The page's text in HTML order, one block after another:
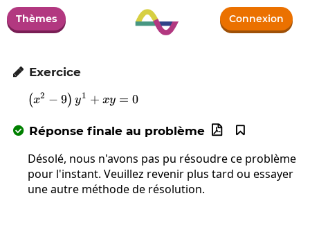
Thèmes Connexion
 Exercice
\left(x^2-9\right)y^1+xy=0
(x2 − 9) y1 + xy = 0
 Réponse finale au problème 

Désolé, nous n'avons pas pu résoudre ce problème
pour l'instant. Veuillez revenir plus tard ou essayer
une autre méthode de résolution.